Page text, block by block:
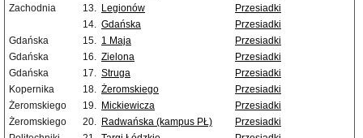
Zachodnia
13. Legionów
Przesiadki
14. Gdańska
Przesiadki
Gdańska
15. 1 Maja
Przesiadki
Gdańska
16. Zielona
Przesiadki
Gdańska
17. Struga
Przesiadki
Kopernika
18. Żeromskiego
Przesiadki
Żeromskiego
19. Mickiewicza
Przesiadki
Żeromskiego
20. Radwańska (kampus PŁ)
Przesiadki